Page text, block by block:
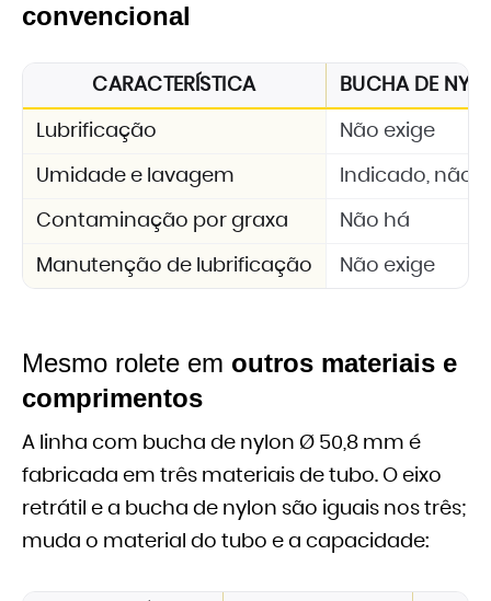
convencional
CARACTERÍSTICA BUCHA DE
Lubrificação Não exige
Umidade e lavagem Indicado, não
Contaminação por graxa Não há
Manutenção de lubrificação Não exige
Mesmo rolete em outros materiais e
comprimentos
A linha com bucha de nylon Ø 50,8 mm é
fabricada em três materiais de tubo. O eixo
retrátil e a bucha de nylon são iguais nos três;
muda o material do tubo e a capacidade: